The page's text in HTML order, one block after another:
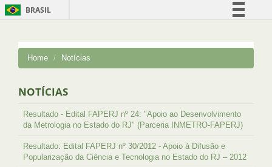
BRASIL
Comunica BR
Canais
Home Notícias
NOTÍCIAS
Resultado - Edital FAPERJ nº 24: "Apoio ao Desenvolvimento
da Metrologia no Estado do RJ" (Parceria INMETRO-FAPERJ)
Resultado: Edital FAPERJ nº 30/2012 - Apoio à Difusão e
Popularização da Ciência e Tecnologia no Estado do RJ – 2012